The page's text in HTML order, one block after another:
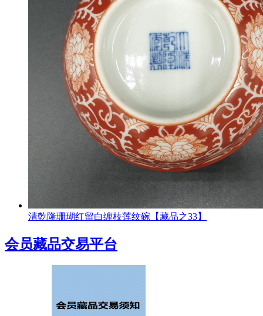
清乾隆珊瑚红留白缠枝莲纹碗【藏品之33】
会员藏品交易平台